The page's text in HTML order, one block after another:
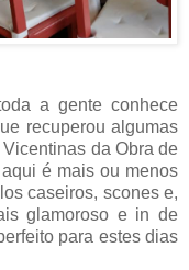
a gente conhece
recuperou algumas
da Obra de
é mais ou menos
caseiros, scones e,
glamoroso e in de
para estes dias